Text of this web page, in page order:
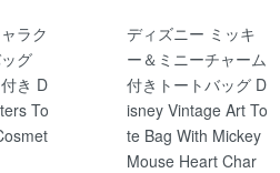
ラク
グ
き D
To
ディズニー ミッキ
ー＆ミニーチャーム
付きトートバッグ D
isney Vintage Art To
te Bag With Mickey
Mouse Heart Char